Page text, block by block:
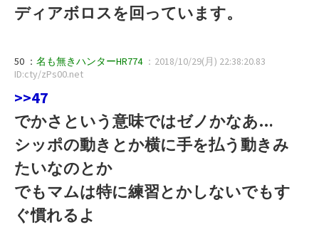
ディアボロスを回っています。
50 ： 名も無きハンターHR774 ：2018/10/29(月) 22:38:20.83
ID:cty/zPs00.net
>>47
でかさという意味ではゼノかなあ…
シッポの動きとか横に手を払う動きみ
たいなのとか
でもマムは特に練習とかしないでもす
ぐ慣れるよ